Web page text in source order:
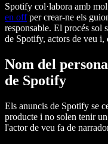
Spotify col·labora amb
en offper crear-ne els
responsable. El procés sol
de Spotify, actors de veu i,
Nom del
de Spotify
Els anuncis de Spotify se
producte i no solen tenir
l'actor de veu fa de